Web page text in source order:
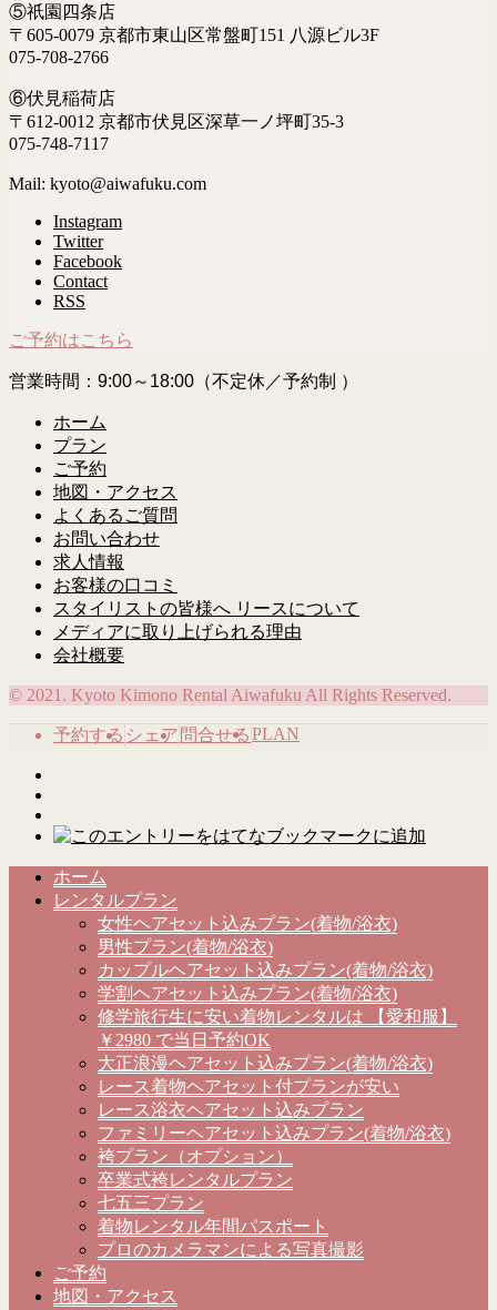
⑤祇園四条店
〒605-0079 京都市東山区常盤町151 八源ビル3F
075-708-2766
⑥伏見稲荷店
〒612-0012 京都市伏見区深草一ノ坪町35-3
075-748-7117
Mail: kyoto@aiwafuku.com
Instagram
Twitter
Facebook
Contact
RSS
ご予約はこちら
営業時間：9:00～18:00（不定休／予約制 ）
ホーム
プラン
ご予約
地図・アクセス
よくあるご質問
お問い合わせ
求人情報
お客様の口コミ
スタイリストの皆様へ リースについて
メディアに取り上げられる理由
会社概要
© 2021. Kyoto Kimono Rental Aiwafuku All Rights Reserved.
予約する シェア 問合せるPLAN
ホーム
レンタルプラン
女性ヘアセット込みプラン(着物/浴衣)
男性プラン(着物/浴衣)
カップルヘアセット込みプラン(着物/浴衣)
学割ヘアセット込みプラン(着物/浴衣)
修学旅行生に安い着物レンタルは 【愛和服】
￥2980 で当日予約OK
大正浪漫ヘアセット込みプラン(着物/浴衣)
レース着物ヘアセット付プランが安い
レース浴衣ヘアセット込みプラン
ファミリーヘアセット込みプラン(着物/浴衣)
袴プラン（オプション）
卒業式袴レンタルプラン
七五三プラン
着物レンタル年間パスポート
プロのカメラマンによる写真撮影
ご予約
地図・アクセス